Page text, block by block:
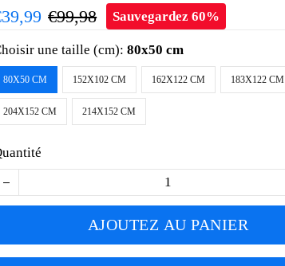
€99,98 Sauvegardez 60%
une taille (cm):80x50 cm
80X50 CM 152X102 CM 162X122 CM 183X122 CM
204X152 CM 214X152 CM
AJOUTEZ AU PANIER